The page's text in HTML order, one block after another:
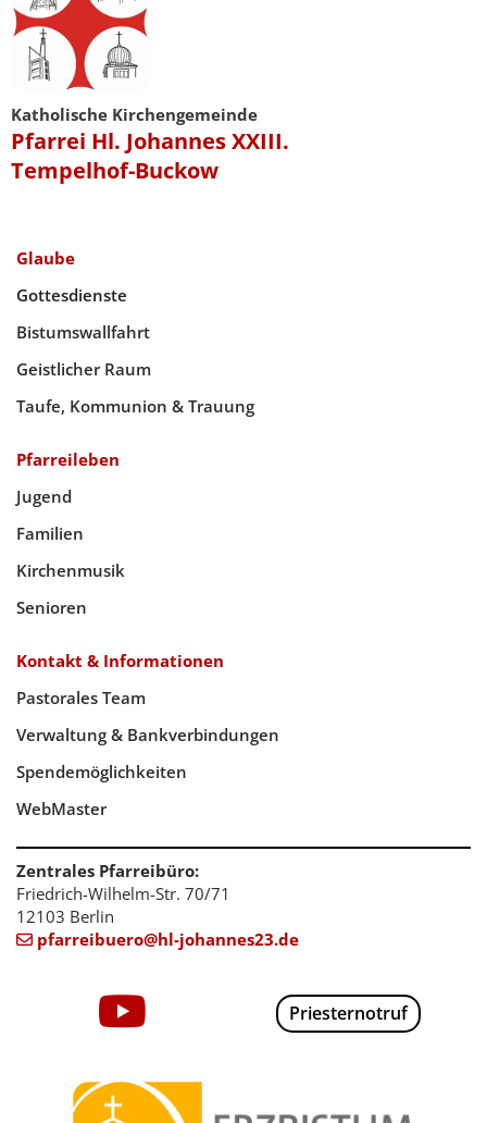
Katholische Kirchengemeinde
Pfarrei Hl. Johannes XXIII.
Tempelhof-Buckow
Glaube
Gottesdienste
Bistumswallfahrt
Geistlicher Raum
Taufe, Kommunion & Trauung
Pfarreileben
Jugend
Familien
Kirchenmusik
Senioren
Kontakt & Informationen
Pastorales Team
Verwaltung & Bankverbindungen
Spendemöglichkeiten
WebMaster
Zentrales Pfarreibüro:
Friedrich-Wilhelm-Str. 70/71
12103 Berlin
 pfarreibuero@hl-johannes23.de
Priesternotruf